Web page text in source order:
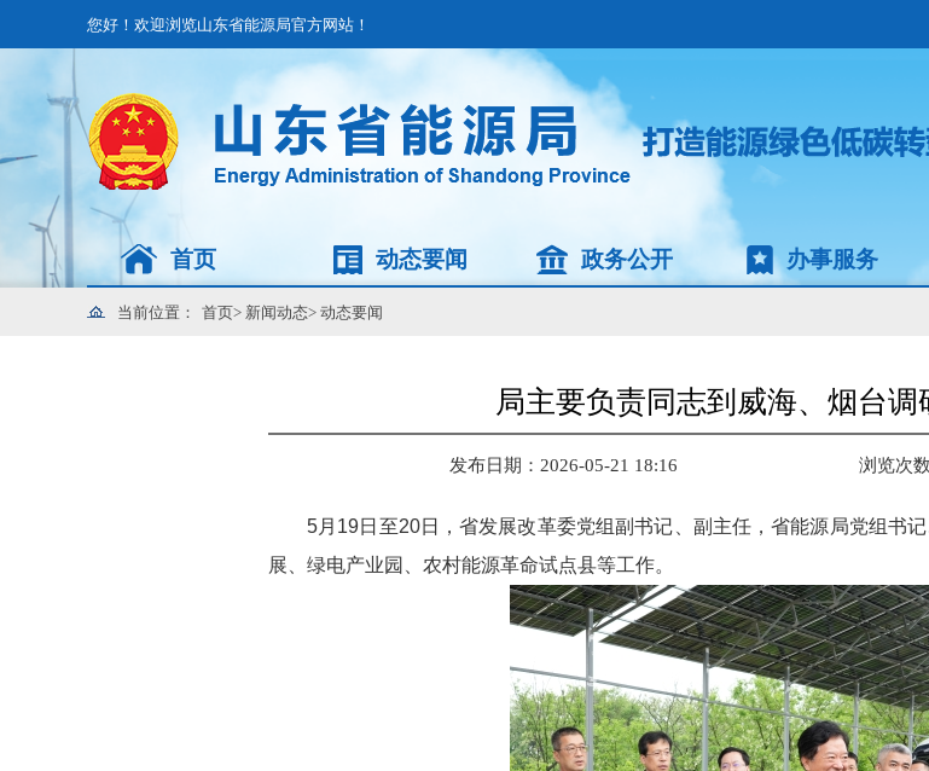
您好！欢迎浏览山东省能源局官方网站！
首页 动态要闻 政务公开 办事服务
当前位置： 首页> 新闻动态> 动态要闻
局主要负责同志到威海、烟台调
发布日期：2026-05-21 18:16 浏览次数
5月19日至20日，省发展改革委党组副书记、副主任，省能源局党组书
展、绿电产业园、农村能源革命试点县等工作。